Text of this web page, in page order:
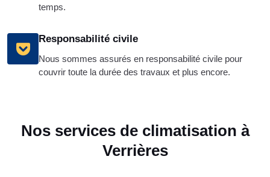
temps.
Responsabilité civile
Nous sommes assurés en responsabilité civile pour
couvrir toute la durée des travaux et plus encore.
Nos services de climatisation à
Verrières